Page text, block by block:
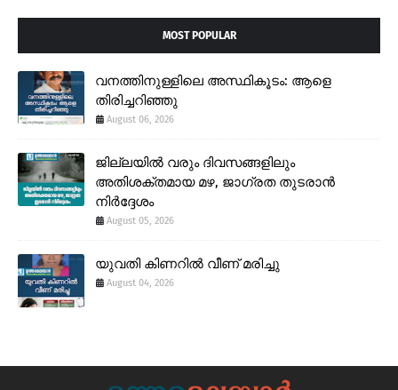
MOST POPULAR
വനത്തിനുള്ളിലെ അസ്ഥികൂടം: ആളെ
തിരിച്ചറിഞ്ഞു
August 06, 2026
ജില്ലയിൽ വരും ദിവസങ്ങളിലും
അതിശക്തമായ മഴ, ജാഗ്രത തുടരാൻ
നിർദ്ദേശം
August 05, 2026
യുവതി കിണറിൽ വീണ് മരിച്ചു
August 04, 2026